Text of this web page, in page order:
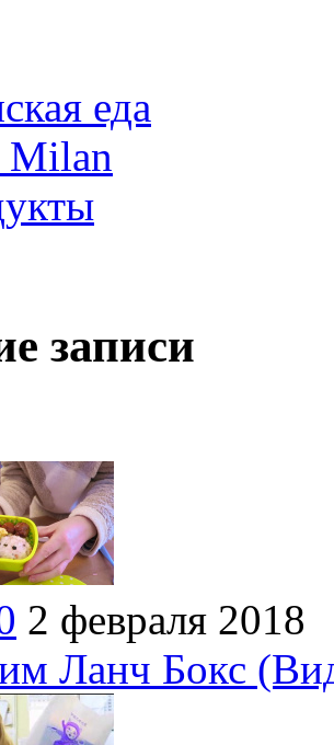
еда
Milan
записи
2 февраля 2018
Ланч Бокс